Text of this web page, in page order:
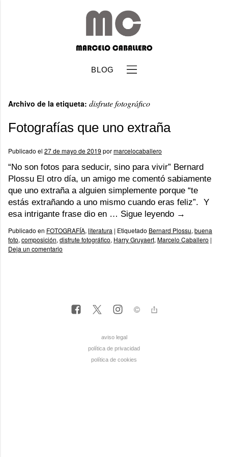
BLOG
Archivo de la etiqueta: disfrute fotográfico
Fotografías que uno extraña
Publicado el 27 de mayo de 2019 pormarcelocaballero
“No son fotos para seducir, sino para vivir” Bernard
Plossu El otro día, un amigo me comentó sabiamente
que uno extraña a alguien simplemente porque “te
estás extrañando a uno mismo cuando eras feliz”. Y
esa intrigante frase dio en … Sigue leyendo →
Publicado en FOTOGRAFÍA, literatura | Etiquetado Bernard Plossu, buena
foto, composición, disfrute fotográfico, Harry Gruyaert, Marcelo Caballero |
Deja un comentario
aviso legal
política de privacidad
política de cookies